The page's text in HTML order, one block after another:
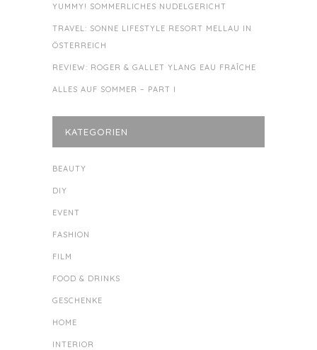
YUMMY! SOMMERLICHES NUDELGERICHT
TRAVEL: SONNE LIFESTYLE RESORT MELLAU IN
ÖSTERREICH
REVIEW: ROGER & GALLET YLANG EAU FRAÎCHE
ALLES AUF SOMMER – PART I
KATEGORIEN
BEAUTY
DIY
EVENT
FASHION
FILM
FOOD & DRINKS
GESCHENKE
HOME
INTERIOR